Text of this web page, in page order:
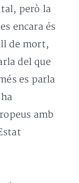
però la
encara és
de mort,
del que
es parla
amb